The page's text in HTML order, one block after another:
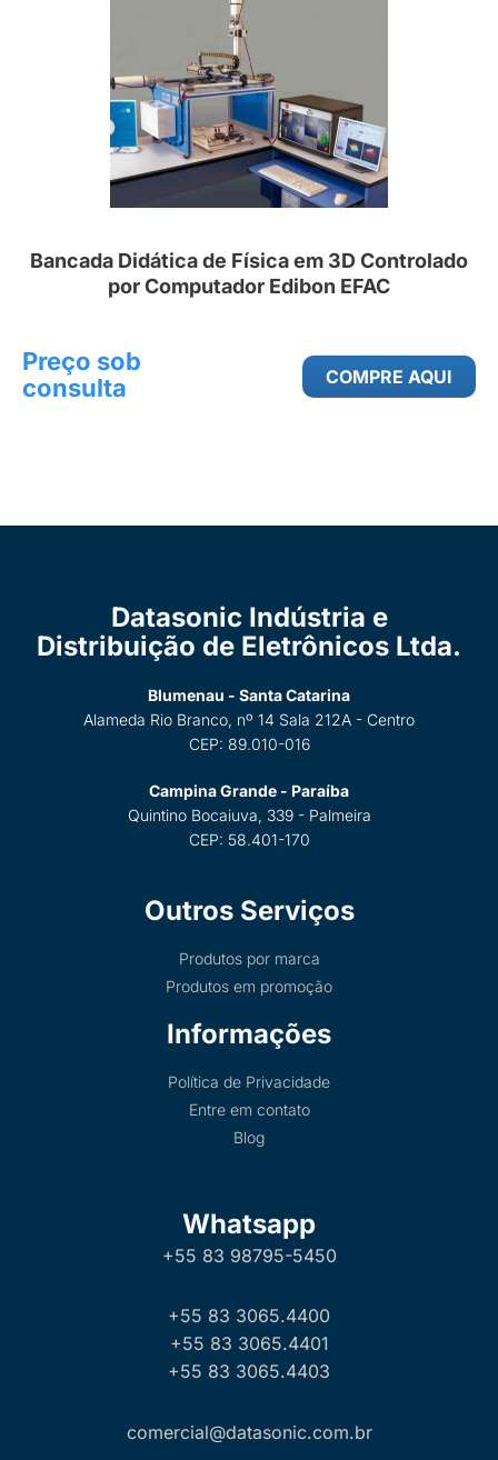
Bancada Didática de Física em 3D Controlado
por Computador Edibon EFAC
Preço sob
consulta
COMPRE AQUI
Datasonic Indústria e
Distribuição de Eletrônicos Ltda.
Blumenau - Santa Catarina
Alameda Rio Branco, nº 14 Sala 212A - Centro
CEP: 89.010-016
Campina Grande - Paraíba
Quintino Bocaiuva, 339 - Palmeira
CEP: 58.401-170
Outros Serviços
Produtos por marca
Produtos em promoção
Informações
Política de Privacidade
Entre em contato
Blog
Whatsapp
+55 83 98795-5450
+55 83 3065.4400
+55 83 3065.4401
+55 83 3065.4403
comercial@datasonic.com.br